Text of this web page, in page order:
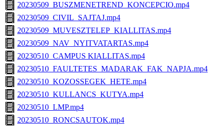
20230509_BUSZMENETREND_KONCEPCIO.mp4
20230509_CIVIL_SAJTAJ.mp4
20230509_MUVESZTELEP_KIALLITAS.mp4
20230509_NAV_NYITVATARTAS.mp4
20230510_CAMPUS KIALLITAS.mp4
20230510_FAULTETES_MADARAK_FAK_NAPJA.mp4
20230510_KOZOSSEGEK_HETE.mp4
20230510_KULLANCS_KUTYA.mp4
20230510_LMP.mp4
20230510_RONCSAUTOK.mp4